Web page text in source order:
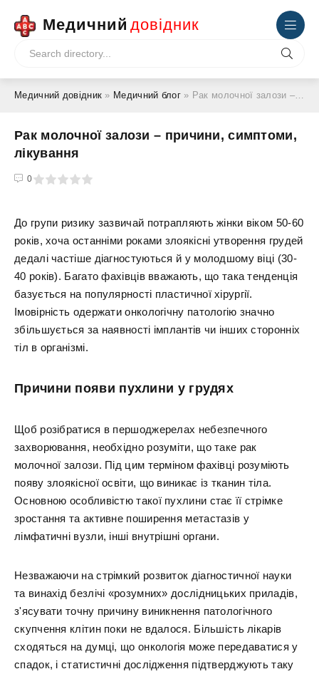
Медичний довідник
Медичний довідник » Медичний блог» Рак молочної залози – причини, симптоми, лікування
Рак молочної залози – причини, симптоми,
лікування
0
5
До групи ризику зазвичай потрапляють жінки віком 50-60
років, хоча останніми роками злоякісні утворення грудей
дедалі частіше діагностуються й у молодшому віці (30-
40 років). Багато фахівців вважають, що така тенденція
базується на популярності пластичної хірургії.
Імовірність одержати онкологічну патологію значно
збільшується за наявності імплантів чи інших сторонніх
тіл в організмі.
Причини появи пухлини у грудях
Щоб розібратися в першоджерелах небезпечного
захворювання, необхідно розуміти, що таке рак
молочної залози. Під цим терміном фахівці розуміють
появу злоякісної освіти, що виникає із тканин тіла.
Основною особливістю такої пухлини стає її стрімке
зростання та активне поширення метастазів у
лімфатичні вузли, інші внутрішні органи.
Незважаючи на стрімкий розвиток діагностичної науки
та винахід безлічі «розумних» дослідницьких приладів,
з'ясувати точну причину виникнення патологічного
скупчення клітин поки не вдалося. Більшість лікарів
сходяться на думці, що онкологія може передаватися у
спадок, і статистичні дослідження підтверджують таку